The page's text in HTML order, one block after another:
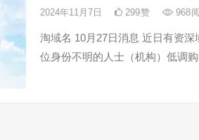
2024年11月7日 299赞 968
淘域名 10月27日消息 近日有资
位身份不明的人士（机构）低调